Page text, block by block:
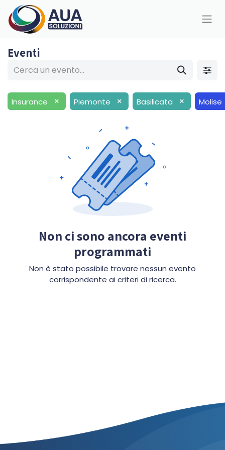
Eventi
Insurance × Piemonte × Basilicata × Molise
Non ci sono ancora eventi
programmati
Non è stato possibile trovare nessun evento
corrispondente ai criteri di ricerca.